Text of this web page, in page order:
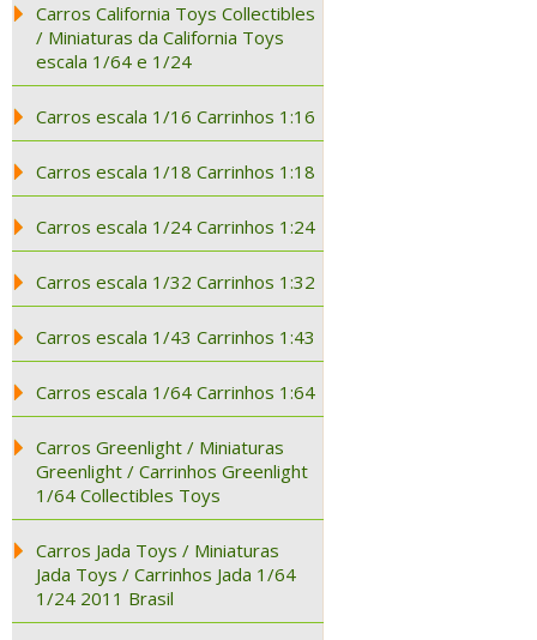
Carros California Toys Collectibles
/ Miniaturas da California Toys
escala 1/64 e 1/24
Carros escala 1/16 Carrinhos 1:16
Carros escala 1/18 Carrinhos 1:18
Carros escala 1/24 Carrinhos 1:24
Carros escala 1/32 Carrinhos 1:32
Carros escala 1/43 Carrinhos 1:43
Carros escala 1/64 Carrinhos 1:64
Carros Greenlight / Miniaturas
Greenlight / Carrinhos Greenlight
1/64 Collectibles Toys
Carros Jada Toys / Miniaturas
Jada Toys / Carrinhos Jada 1/64
1/24 2011 Brasil